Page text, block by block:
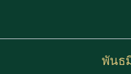
พันธ